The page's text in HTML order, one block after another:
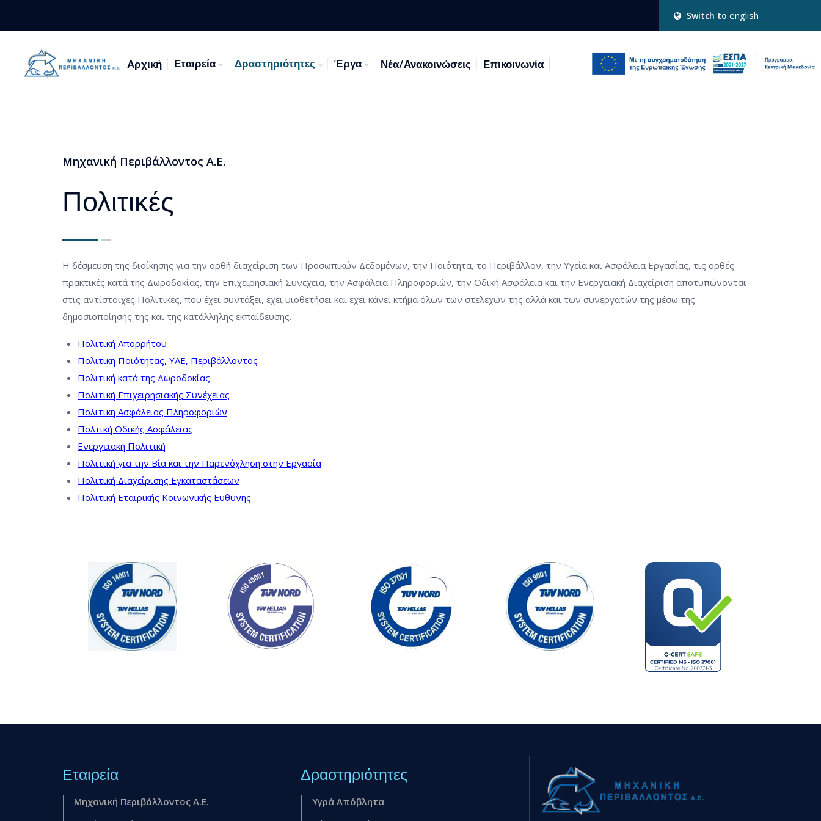
Switch to english
Αρχική Εταιρεία Δραστηριότητες Έργα Νέα/Ανακοινώσεις Επικοινωνία
Μηχανική Περιβάλλοντος Α.Ε.
Πολιτικές
Η δέσμευση της διοίκησης για την ορθή διαχείριση των Προσωπικών Δεδομένων, την Ποιότητα, το Περιβάλλον, την Υγεία και Ασφάλεια Εργασίας, τις ορθές
πρακτικές κατά της Δωροδοκίας, την Επιχειρησιακή Συνέχεια, την Ασφάλεια Πληροφοριών, την Οδική Ασφάλεια και την Ενεργειακή Διαχείριση αποτυπώνονται
στις αντίστοιχες Πολιτικές, που έχει συντάξει, έχει υιοθετήσει και έχει κάνει κτήμα όλων των στελεχών της αλλά και των συνεργατών της μέσω της
δημοσιοποίησής της και της κατάλληλης εκπαίδευσης.
Πολιτική Απορρήτου
Πολιτικη Ποιότητας, ΥΑΕ, Περιβάλλοντος
Πολιτική κατά της Δωροδοκίας
Πολιτική Επιχειρησιακής Συνέχειας
Πολιτικη Ασφάλειας Πληροφοριών
Πολτική Οδικής Ασφάλειας
Ενεργειακή Πολιτική
Πολιτική για την Βία και την Παρενόχληση στην Εργασία
Πολιτική Διαχείρισης Εγκαταστάσεων
Πολιτική Εταιρικής Κοινωνικής Ευθύνης
Εταιρεία
Mηχανική Περιβάλλοντος Α.Ε.
Δραστηριότητες
Υγρά Απόβλητα